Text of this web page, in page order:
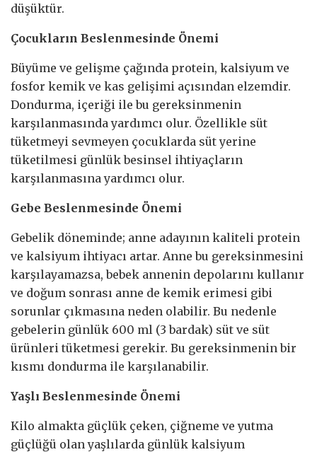
düşüktür.
Çocukların Beslenmesinde Önemi
Büyüme ve gelişme çağında protein, kalsiyum ve
fosfor kemik ve kas gelişimi açısından elzemdir.
Dondurma, içeriği ile bu gereksinmenin
karşılanmasında yardımcı olur. Özellikle süt
tüketmeyi sevmeyen çocuklarda süt yerine
tüketilmesi günlük besinsel ihtiyaçların
karşılanmasına yardımcı olur.
Gebe Beslenmesinde Önemi
Gebelik döneminde; anne adayının kaliteli protein
ve kalsiyum ihtiyacı artar. Anne bu gereksinmesini
karşılayamazsa, bebek annenin depolarını kullanır
ve doğum sonrası anne de kemik erimesi gibi
sorunlar çıkmasına neden olabilir. Bu nedenle
gebelerin günlük 600 ml (3 bardak) süt ve süt
ürünleri tüketmesi gerekir. Bu gereksinmenin bir
kısmı dondurma ile karşılanabilir.
Yaşlı Beslenmesinde Önemi
Kilo almakta güçlük çeken, çiğneme ve yutma
güçlüğü olan yaşlılarda günlük kalsiyum